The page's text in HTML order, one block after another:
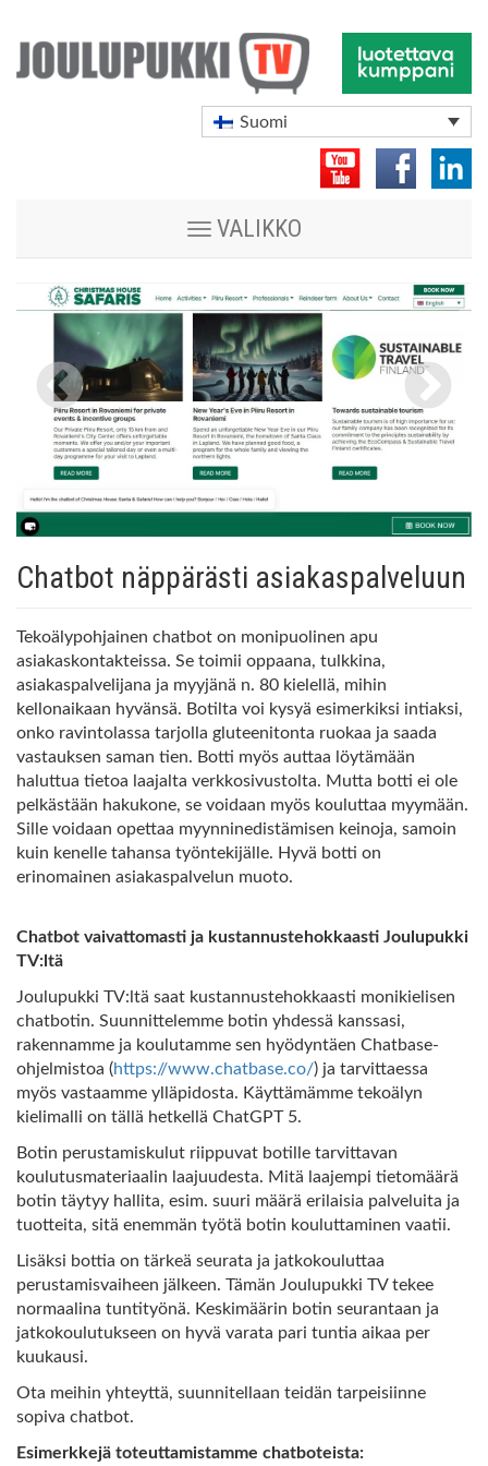
Suomi
VaihdaVALIKKO
Chatbot näppärästi asiakaspalveluun
Tekoälypohjainen chatbot on monipuolinen apu
asiakaskontakteissa. Se toimii oppaana, tulkkina,
asiakaspalvelijana ja myyjänä n. 80 kielellä, mihin
kellonaikaan hyvänsä. Botilta voi kysyä esimerkiksi intiaksi,
onko ravintolassa tarjolla gluteenitonta ruokaa ja saada
vastauksen saman tien. Botti myös auttaa löytämään
haluttua tietoa laajalta verkkosivustolta. Mutta botti ei ole
pelkästään hakukone, se voidaan myös kouluttaa myymään.
Sille voidaan opettaa myynninedistämisen keinoja, samoin
kuin kenelle tahansa työntekijälle. Hyvä botti on
erinomainen asiakaspalvelun muoto.
Chatbot vaivattomasti ja kustannustehokkaasti Joulupukki
TV:ltä
Joulupukki TV:ltä saat kustannustehokkaasti monikielisen
chatbotin. Suunnittelemme botin yhdessä kanssasi,
rakennamme ja koulutamme sen hyödyntäen Chatbase-
ohjelmistoa (https://www.chatbase.co/) ja tarvittaessa
myös vastaamme ylläpidosta. Käyttämämme tekoälyn
kielimalli on tällä hetkellä ChatGPT 5.
Botin perustamiskulut riippuvat botille tarvittavan
koulutusmateriaalin laajuudesta. Mitä laajempi tietomäärä
botin täytyy hallita, esim. suuri määrä erilaisia palveluita ja
tuotteita, sitä enemmän työtä botin kouluttaminen vaatii.
Lisäksi bottia on tärkeä seurata ja jatkokouluttaa
perustamisvaiheen jälkeen. Tämän Joulupukki TV tekee
normaalina tuntityönä. Keskimäärin botin seurantaan ja
jatkokoulutukseen on hyvä varata pari tuntia aikaa per
kuukausi.
Ota meihin yhteyttä, suunnitellaan teidän tarpeisiinne
sopiva chatbot.
Esimerkkejä toteuttamistamme chatboteista: